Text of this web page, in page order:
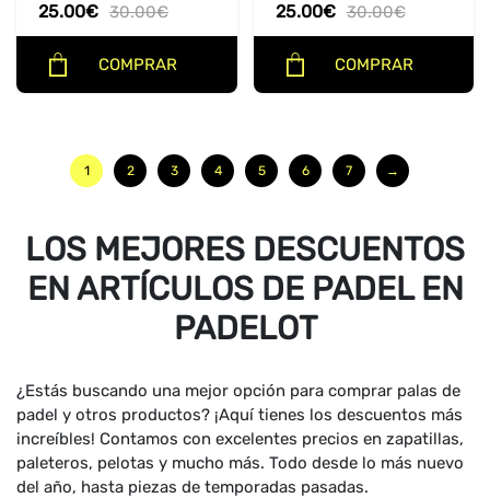
30.00€
25.00€
COMPRAR
30.00€
25.00€
COMPRAR
1 2 3 4 5 6 7 →
LOS MEJORES DESCUENTOS
EN ARTÍCULOS DE PADEL EN
PADELOT
¿Estás buscando una mejor opción para comprar palas de
padel y otros productos? ¡Aquí tienes los descuentos más
increíbles! Contamos con excelentes precios en zapatillas,
paleteros, pelotas y mucho más. Todo desde lo más nuevo
del año, hasta piezas de temporadas pasadas.